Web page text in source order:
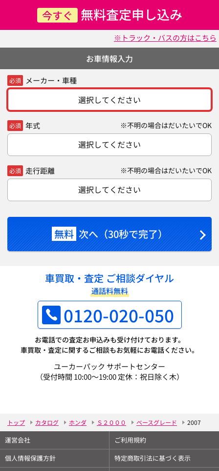
今すぐ 無料査定申し込み
※トラック・バスの方はこちら
お車情報入力
必須 メーカー・車種
選択してください
必須 年式 ※不明の場合はだいたいでOK
選択してください
必須 走行距離 ※不明の場合はだいたいでOK
選択してください
無料 次へ（30秒で完了）
車買取・査定 ご相談ダイヤル
通話料無料
0120-020-050
お電話での査定お申込みも受け付けております。
車買取・査定に関するご相談もお気軽にお電話ください。
ユーカーパック サポートセンター
（受付時間 10:00～19:00 定休：祝日除く木）
トップ カタログ ホンダ Ｓ２０００ ベースグレード 2007
運営会社
ご利用規約
個人情報保護方針
特定商取引法に基づく表示